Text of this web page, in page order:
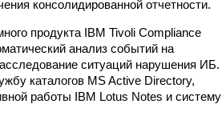
консолидированной отчетности.
продукта IBM Tivoli Compliance
анализ событий на
ситуаций нарушения ИБ.
каталогов MS Active Directory,
работы IBM Lotus Notes и систему